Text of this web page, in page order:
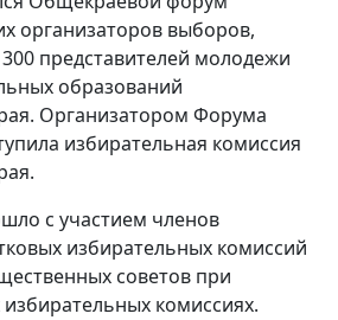
организаторов выборов,
представителей молодежи
образований
Организатором Форума
избирательная комиссия
с участием членов
избирательных комиссий
советов при
комиссиях.